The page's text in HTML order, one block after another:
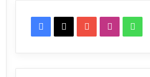
Facebook
X YouTubeInstagram